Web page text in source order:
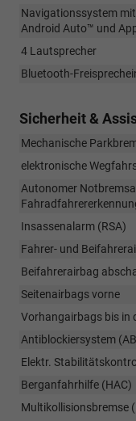
Navigationssystem
Android Auto™ und
4 Lautsprecher
Bluetooth-
Sicherheit &
Mechanische
elektronische
Autonomer
Insassenalarm (RSA)
Fahrer- und
Beifahrerairbag
Seitenairbags vorne
Vorhangairbags bis in
Antiblockiersystem
Elektr.
Berganfahrhilfe (HAC)
Multikollisionsbremse